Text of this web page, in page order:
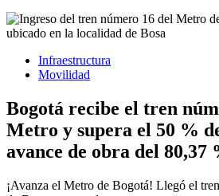
Infraestructura
Movilidad
Bogotá recibe el tren
Metro y supera el 50 %
avance de obra del 80,37
¡Avanza el Metro de Bogotá! Llegó el